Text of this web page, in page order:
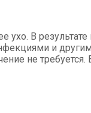
ухо. В
и
не